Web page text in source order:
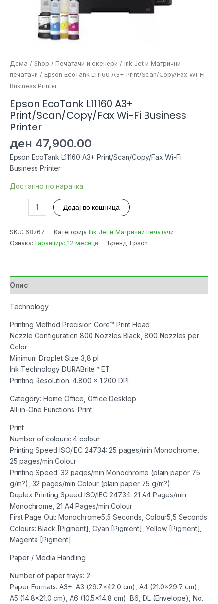
Дома / Shop / Печатачи и скенери / Ink Jet и Матрични
печатачи / Epson EcoTank L11160 A3+ Print/Scan/Copy/Fax Wi-Fi
Business Printer
Epson EcoTank L11160 A3+
Print/Scan/Copy/Fax Wi-Fi Business
Printer
ден 47,900.00
Epson EcoTank L11160 A3+ Print/Scan/Copy/Fax Wi-Fi
Business Printer
Достапно по нарачка
EcoTank
L11160
Print/Scan/Copy/Fax
Business
Printer
количина
Додај во кошница
SKU: 68767 Категорија Ink Jet и Матрични печатачи
Ознака: Гаранција: 12 месеци Бренд: Epson
Опис
Technology
Printing Method Precision Core™ Print Head
Nozzle Configuration 800 Nozzles Black, 800 Nozzles per
Color
Minimum Droplet Size 3,8 pl
Ink Technology DURABrite™ ET
Printing Resolution: 4.800 x 1.200 DPI
Category: Home Office, Office Desktop
All-in-One Functions: Print
Print
Number of colours: 4 colour
Printing Speed ISO/IEC 24734: 25 pages/min Monochrome,
25 pages/min Colour
Printing Speed: 32 pages/min Monochrome (plain paper 75
g/m?), 32 pages/min Colour (plain paper 75 g/m?)
Duplex Printing Speed ISO/IEC 24734: 21 A4 Pages/min
Monochrome, 21 A4 Pages/min Colour
First Page Out: Monochrome5,5 Seconds, Colour5,5 Seconds
Colours: Black [Pigment], Cyan [Pigment], Yellow [Pigment],
Magenta [Pigment]
Paper / Media Handling
Number of paper trays: 2
Paper Formats: A3+, A3 (29.7×42.0 cm), A4 (21.0×29.7 cm),
A5 (14.8×21.0 cm), A6 (10.5×14.8 cm), B6, DL (Envelope), No.